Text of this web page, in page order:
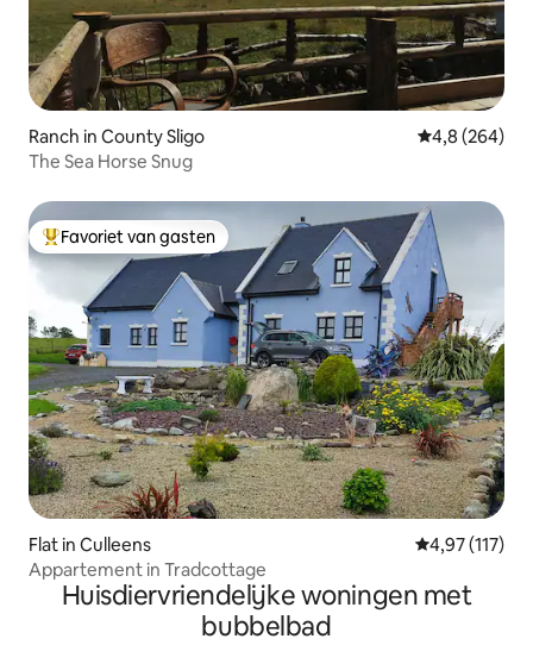
Ranch in County Sligo Gemiddelde
4,8 (264)
The Sea Horse Snug
Topfavoriet van gasten
Favoriet van gasten
Flat in Culleens Gemiddelde
4,97 (117)
Appartement in Tradcottage
Huisdiervriendelijke woningen met
bubbelbad